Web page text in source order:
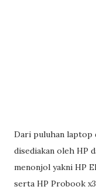
Dari puluhan laptop
disediakan oleh HP
menonjol yakni HP
serta HP Probook